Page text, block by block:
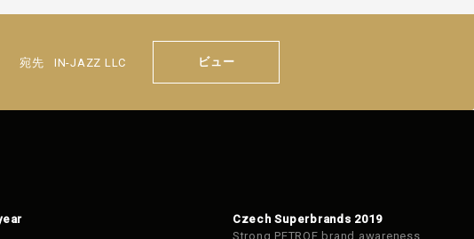
宛先 IN-JAZZ LLC ビュー
Czech Superbrands 2019
Strong PETROF brand awareness